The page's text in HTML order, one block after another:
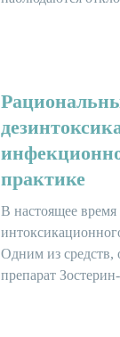
практике
В настоящее
Одним из средств,
препарат